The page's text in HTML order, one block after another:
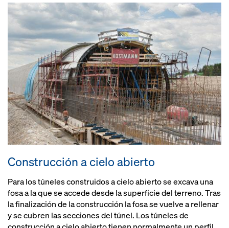
Construcción a cielo abierto
Para los túneles construidos a cielo abierto se excava una
fosa a la que se accede desde la superficie del terreno. Tras
la finalización de la construcción la fosa se vuelve a rellenar
y se cubren las secciones del túnel. Los túneles de